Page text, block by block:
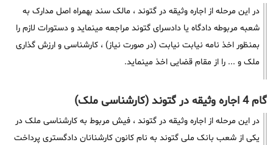
در این مرحله از اجاره وثیقه در گتوند ، مالک سند بهمراه اصل مدارک به
شعبه مربوطه دادگاه یا دادسرای گتوند مراجعه مینماید و دستورات لازم را
بمنظور اخذ نامه نیابت نیابت (در صورت نیاز) ، کارشناسی و ارزش گذاری
ملک و ... را از مقام قضایی اخذ مینماید.
گام 4 اجاره وثیقه در گتوند (کارشناسی ملک)
در این مرحله از اجاره وثیقه در گتوند ، فیش مربوط به کارشناسی ملک در
یکی از شعب بانک ملی گتوند به نام کانون کارشنانان دادگستری پرداخت